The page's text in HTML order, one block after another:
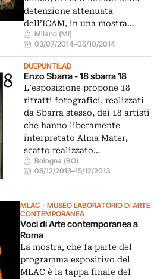
detenzione attenuata
dell’ICAM, in una mostra…
Milano (MI)
03/07/2014–05/10/2014
DUEPUNTILAB
Enzo Sbarra - 18 sbarra 18
L’esposizione propone 18
ritratti fotografici, realizzati
da Sbarra stesso, dei 18 artisti
che hanno liberamente
interpretato Alma Mater,
scatto realizzato…
Bologna (BO)
08/12/2013–15/12/2013
MLAC - MUSEO LABORATORIO DI ARTE
CONTEMPORANEA
Voci di Arte contemporanea a
Roma
La mostra, che fa parte del
programma espositivo del
MLAC è la tappa finale del